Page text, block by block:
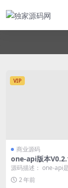
VIP
商业源码
one-api版本
e API的二次开发
程（OpenAI 接口
系统）
源码描述： one-api
接口管理 & 分发系统
2 年前